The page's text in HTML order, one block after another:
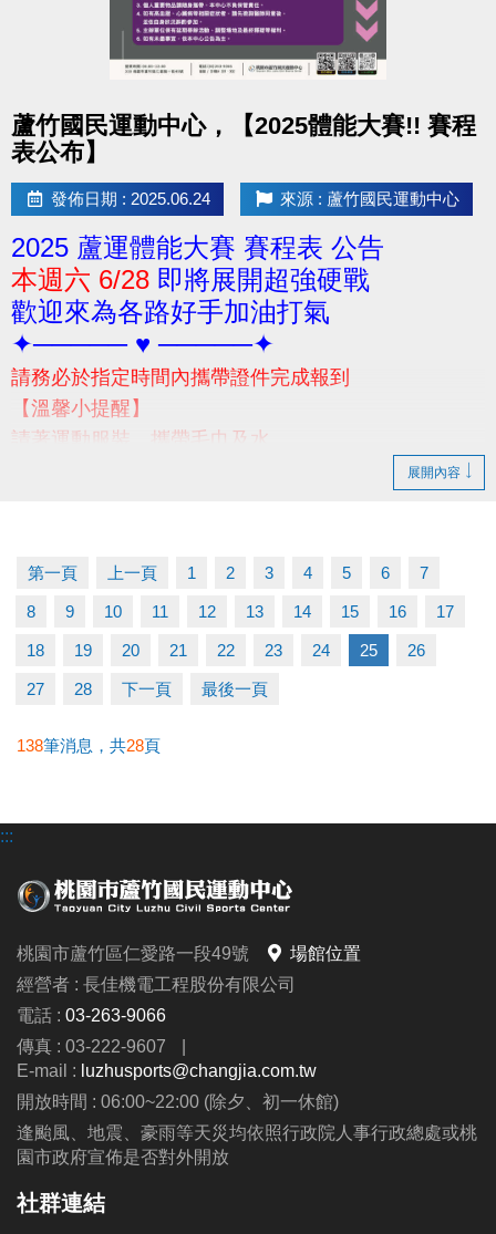
蘆竹國民運動中心，【2025體能大賽!! 賽程
表公布】
發佈日期 : 2025.06.24 來源 : 蘆竹國民運動中心
2025 蘆運體能大賽 賽程表 公告
本週六 6/28 即將展開超強硬戰
歡迎來為各路好手加油打氣
✦───── ♥ ─────✦
請務必於指定時間內攜帶證件完成報到
【溫馨小提醒】
請著運動服裝、攜帶毛巾及水
若有相關問題，請撥打03-2639066 #301 #302 洽詢
展開內容
第一頁 上一頁 1 2 3 4 5 6 7
8 9 10 11 12 13 14 15 16 17
18 19 20 21 22 23 24 25 26
27 28 下一頁 最後一頁
138筆消息，共28頁
:::
桃園市蘆竹區仁愛路一段49號
場館位置
經營者 : 長佳機電工程股份有限公司
電話 : 03-263-9066
傳真 : 03-222-9607
|
E-mail : luzhusports@changjia.com.tw
開放時間 : 06:00~22:00 (除夕、初一休館)
逢颱風、地震、豪雨等天災均依照行政院人事行政總處或桃
園市政府宣佈是否對外開放
社群連結